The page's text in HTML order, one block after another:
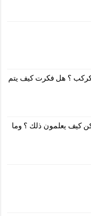
؟ هل فكرت كيف يتم
كيف يعلمون ذلك ؟ وما